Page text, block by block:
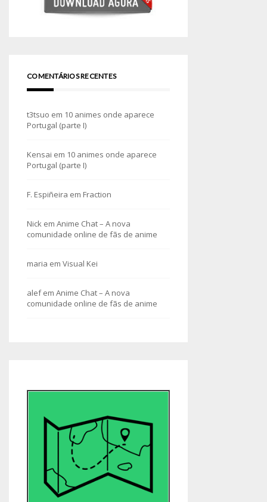
COMENTÁRIOS RECENTES
t3tsuo em 10 animes onde aparece
Portugal (parte I)
Kensai em 10 animes onde aparece
Portugal (parte I)
F. Espiñeira em Fraction
Nick em Anime Chat – A nova
comunidade online de fãs de anime
maria em Visual Kei
alefem Anime Chat – A nova
comunidade online de fãs de anime